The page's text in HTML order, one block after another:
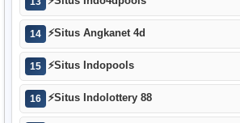
14 ⚡Situs Angkanet 4d
15 ⚡Situs Indopools
16 ⚡Situs Indolottery 88